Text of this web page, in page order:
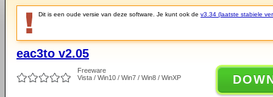
Dit is een oude versie van deze software. Je kunt ook de v3.34 (laatste stabiele
eac3to v2.05
Freeware
Vista / Win10 / Win7 / Win8 / WinXP